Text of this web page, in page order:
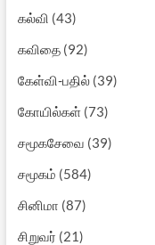
கல்வி (43)
கவிதை(92)
கேள்வி-பதில்(39)
கோயில்கள்(73)
சமூகசேவை (39)
சமூகம் (584)
சினிமா (87)
சிறுவர் (21)